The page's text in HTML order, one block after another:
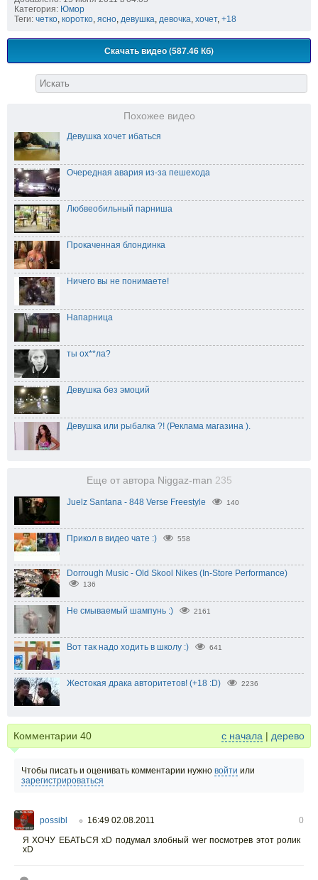
Категория: Юмор
Теги: четко коротко ясно девушка девочка хочет, +18
Скачать видео (587.46 Кб)
Похожее видео
Девушка хочет ибаться
Очередная авария из-за пешехода
Любвеобильный парниша
Прокаченная блондинка
Ничего вы не понимаете!
Напарница
ты ох**ла?
Девушка без эмоций
Девушка или рыбалка ?! (Реклама магазина ).
Еще от автора Niggaz-man 235
Juelz Santana - 848 Verse Freestyle 140
Прикол в видео чате :) 558
Dorrough Music - Old Skool Nikes (In-Store Performance)
136
Не смываемый шампунь :) 2161
Вот так надо ходить в школу :) 641
Жестокая драка авторитетов! (+18 :D) 2236
Комментарии 40 с начала | дерево
Чтобы писать и оценивать комментарии нужно войти или
зарегистрироваться
possibl ○ 16:49 02.08.2011
0
Я ХОЧУ ЕБАТЬСЯ xD подумал злобный wer посмотрев этот ролик
xD